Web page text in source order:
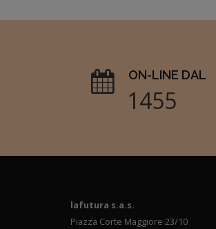
ON-LINE DAL
1712
lafutura s.a.s.
Piazza Corte Maggiore 23/10